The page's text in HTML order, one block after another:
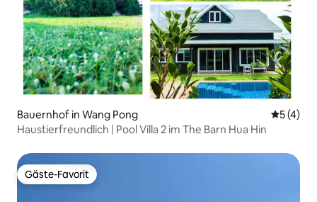
Bauernhof in Wang Pong
5 (4)
Haustierfreundlich | Pool Villa 2 im The Barn Hua Hin
Gäste-Favorit
Gäste-Favorit